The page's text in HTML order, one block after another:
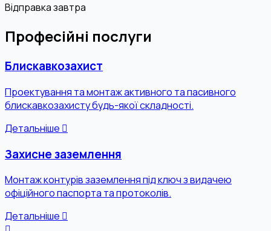
Відправка завтра
Професійні послуги
Блискавкозахист
Проектування та монтаж активного та пасивного
блискавкозахисту будь-якої складності.
Детальніше
Захисне заземлення
Монтаж контурів заземлення під ключ з видачею
офіційного паспорта та протоколів.
Детальніше